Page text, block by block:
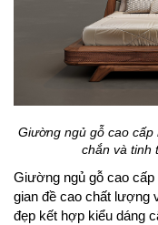
Giường ngủ gỗ cao
chắn và tinh
Giường ngủ gỗ cao
gian đề cao chất lượng
đẹp kết hợp kiểu dáng